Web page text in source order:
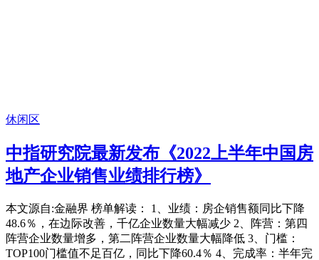
休闲区
中指研究院最新发布《2022上半年中国房
地产企业销售业绩排行榜》
本文源自:金融界 榜单解读： 1、业绩：房企销售额同比下降
48.6％，在边际改善，千亿企业数量大幅减少 2、阵营：第四
阵营企业数量增多，第二阵营企业数量大幅降低 3、门槛：
TOP100门槛值不足百亿，同比下降60.4％ 4、完成率：半年完